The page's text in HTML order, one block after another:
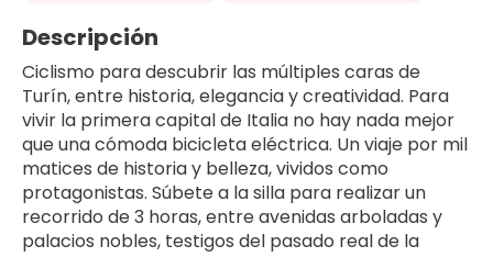
Descripción
Ciclismo para descubrir las múltiples caras de
Turín, entre historia, elegancia y creatividad. Para
vivir la primera capital de Italia no hay nada mejor
que una cómoda bicicleta eléctrica. Un viaje por mil
matices de historia y belleza, vividos como
protagonistas. Súbete a la silla para realizar un
recorrido de 3 horas, entre avenidas arboladas y
palacios nobles, testigos del pasado real de la